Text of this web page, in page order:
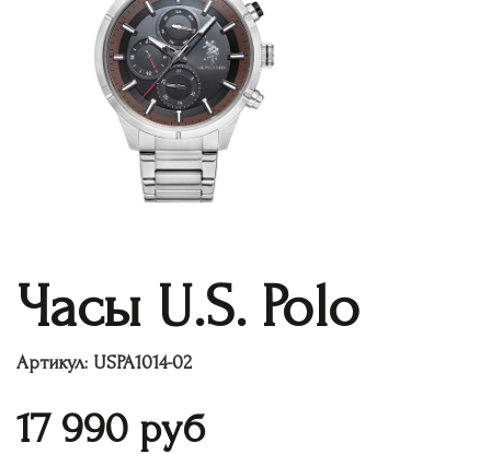
Часы U.S. Polo
Артикул: USPA1014-02
17 990 руб